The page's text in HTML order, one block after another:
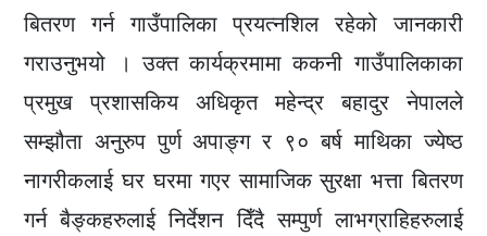
बितरण गर्न गाउँपालिका प्रयत्नशिल रहेको जानकारी
गराउनुभयो । उक्त कार्यक्रमामा ककनी गाउँपालिकाका
प्रमुख प्रशासकिय अधिकृत महेन्द्र बहादुर नेपालले
सम्झौता अनुरुप पुर्ण अपाङ्ग र ९० बर्ष माथिका ज्येष्ठ
नागरीकलाई घर घरमा गएर सामाजिक सुरक्षा भत्ता बितरण
गर्न बैङ्कहरुलाई निर्देशन दिँदै सम्पुर्ण लाभग्राहिहरुलाई